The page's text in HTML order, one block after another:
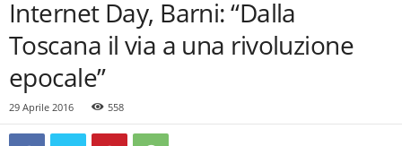
Internet Day, Barni: “Dalla
Toscana il via a una rivoluzione
epocale”
29 Aprile 2016 558